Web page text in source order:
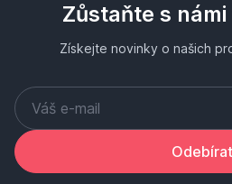
Zůstaňte s
Získejte novinky o našich
Odebírat